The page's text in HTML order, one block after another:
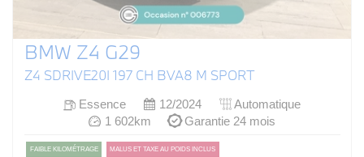
BMW Z4 G29
Z4 SDRIVE20I 197 CH BVA8 M SPORT
Essence 12/2024
Automatique
1 602km
Garantie 24 mois
FAIBLE KILOMÉTRAGE MALUS ET TAXE AU POIDS INCLUS